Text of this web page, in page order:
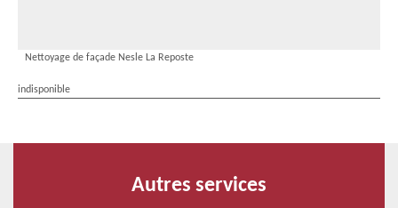
Nettoyage de façade Nesle La Reposte
indisponible
Autres services